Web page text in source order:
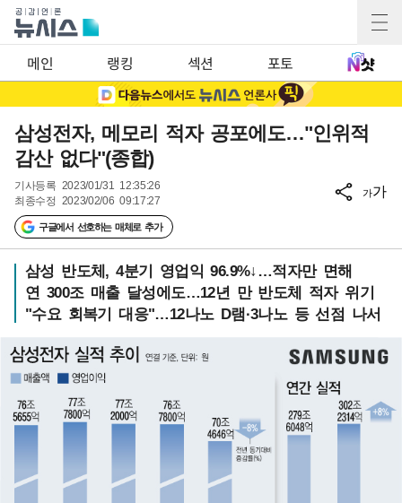
메인 랭킹 섹션 포토
삼성전자, 메모리 적자 공포에도…"인위적
감산 없다"(종합)
기사등록 2023/01/31 12:35:26
최종수정 2023/02/06 09:17:27
구글에서 선호하는 매체로 추가
가가
삼성 반도체, 4분기 영업익 96.9%↓…적자만 면해
연 300조 매출 달성에도…12년 만 반도체 적자 위기
"수요 회복기 대응"…12나노 D램·3나노 등 선점 나서